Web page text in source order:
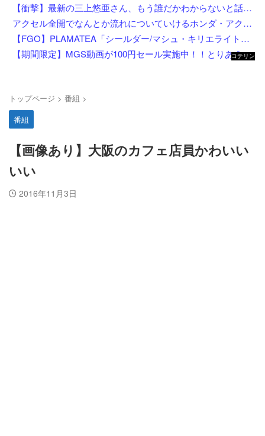
【衝撃】最新の三上悠亜さん、もう誰だかわからないと話題になってしまった画像がこちら
アクセル全開でなんとか流れについていけるホンダ・アクティの動画が人気に。
【FGO】PLAMATEA「シールダー/マシュ・キリエライト〔オルテナウス〕」プラモデル【明日先行予約開始】
【期間限定】MGS動画が100円セール実施中！！とりあえず全部買うやろｗｗｗｗｗ
コテリン
トップページ > 番組 >
番組
【画像あり】大阪のカフェ店員かわいい
いい
2016年11月3日